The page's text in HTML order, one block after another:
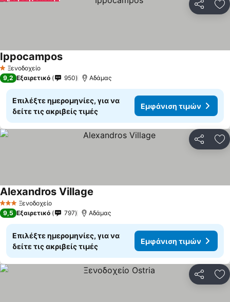
1 Αστέρια
Ξενοδοχείο
Ippocampos
9,2 Εξαιρετικό 950 Αδάμας
Επιλέξτε ημερομηνίες, για να
δείτε τις ακριβείς τιμές
Εμφάνιση τιμών
3 ΑστέριαΞενοδοχείο
Alexandros Village
9,5 Εξαιρετικό 797 Αδάμας
Επιλέξτε ημερομηνίες, για να
δείτε τις ακριβείς τιμές
Εμφάνιση τιμών